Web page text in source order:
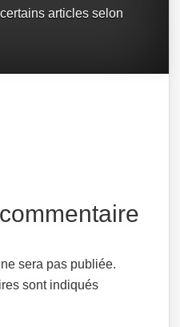
articles selon
sera pas publiée.
sont indiqués